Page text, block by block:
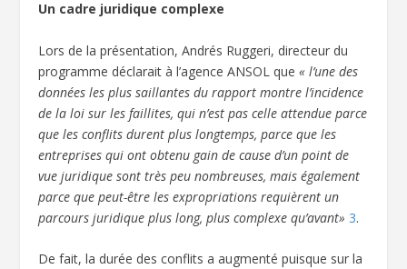
Un cadre juridique complexe
Lors de la présentation, Andrés Ruggeri, directeur du
programme déclarait à l’agence ANSOL que« l’une des
données les plus saillantes du rapport montre l’incidence
de la loi sur les faillites, qui n’est pas celle attendue parce
que les conflits durent plus longtemps, parce que les
entreprises qui ont obtenu gain de cause d’un point de
vue juridique sont très peu nombreuses, mais également
parce que peut-être les expropriations requièrent un
parcours juridique plus long, plus complexe qu’avant» 3.
De fait, la durée des conflits a augmenté puisque sur la